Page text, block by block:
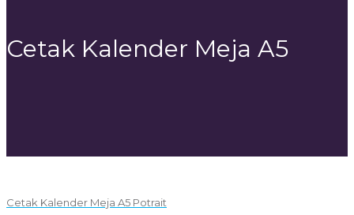
Cetak Kalender Meja A5
Cetak Kalender Meja A5 Potrait